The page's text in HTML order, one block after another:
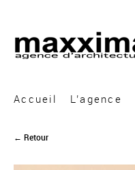
Accueil L’agence
← Retour